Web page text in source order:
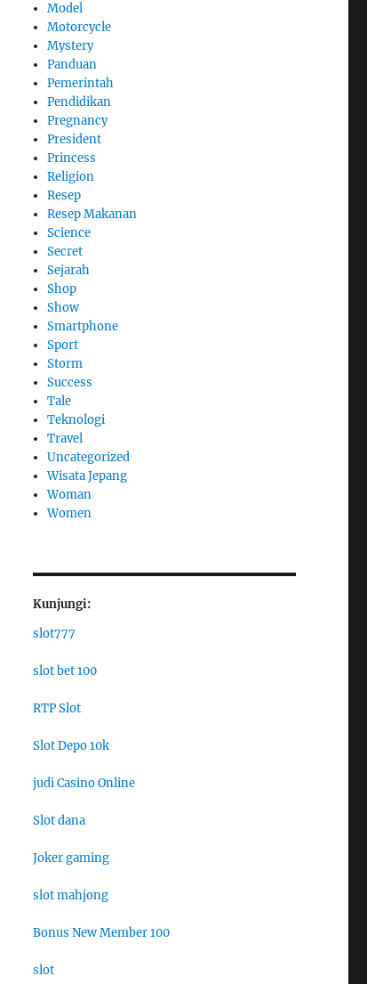
Model
Motorcycle
Mystery
Panduan
Pemerintah
Pendidikan
Pregnancy
President
Princess
Religion
Resep
Resep Makanan
Science
Secret
Sejarah
Shop
Show
Smartphone
Sport
Storm
Success
Tale
Teknologi
Travel
Uncategorized
Wisata Jepang
Woman
Women
Kunjungi:
slot777
slot bet 100
RTP Slot
Slot Depo 10k
judi Casino Online
Slot dana
Joker gaming
slot mahjong
Bonus New Member 100
slot